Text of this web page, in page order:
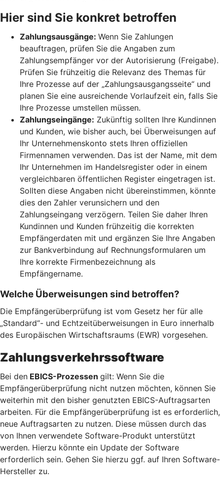
Hier sind Sie konkret betroffen
Zahlungsausgänge: Wenn Sie Zahlungen
beauftragen, prüfen Sie die Angaben zum
Zahlungsempfänger vor der Autorisierung (Freigabe).
Prüfen Sie frühzeitig die Relevanz des Themas für
Ihre Prozesse auf der „Zahlungsausgangsseite“ und
planen Sie eine ausreichende Vorlaufzeit ein, falls Sie
Ihre Prozesse umstellen müssen.
Zahlungseingänge: Zukünftig sollten Ihre Kundinnen
und Kunden, wie bisher auch, bei Überweisungen auf
Ihr Unternehmenskonto stets Ihren offiziellen
Firmennamen verwenden. Das ist der Name, mit dem
Ihr Unternehmen im Handelsregister oder in einem
vergleichbaren öffentlichen Register eingetragen ist.
Sollten diese Angaben nicht übereinstimmen, könnte
dies den Zahler verunsichern und den
Zahlungseingang verzögern. Teilen Sie daher Ihren
Kundinnen und Kunden frühzeitig die korrekten
Empfängerdaten mit und ergänzen Sie Ihre Angaben
zur Bankverbindung auf Rechnungsformularen um
Ihre korrekte Firmenbezeichnung als
Empfängername.
Welche Überweisungen sind betroffen?
Die Empfängerüberprüfung ist vom Gesetz her für alle
„Standard“- und Echtzeitüberweisungen in Euro innerhalb
des Europäischen Wirtschaftsraums (EWR) vorgesehen.
Zahlungsverkehrssoftware
Bei den EBICS-Prozessen gilt: Wenn Sie die
Empfängerüberprüfung nicht nutzen möchten, können Sie
weiterhin mit den bisher genutzten EBICS-Auftragsarten
arbeiten. Für die Empfängerüberprüfung ist es erforderlich,
neue Auftragsarten zu nutzen. Diese müssen durch das
von Ihnen verwendete Software-Produkt unterstützt
werden. Hierzu könnte ein Update der Software
erforderlich sein. Gehen Sie hierzu ggf. auf Ihren Software-
Hersteller zu.